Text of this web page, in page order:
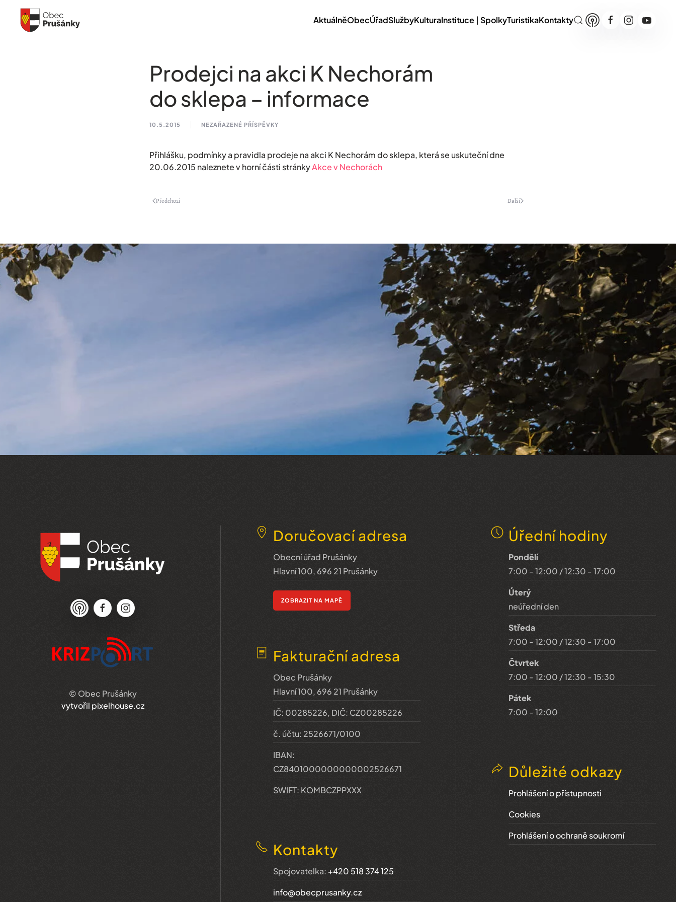
Skip to main content AktuálněObecÚřadSlužbyKulturaInstituce | SpolkyTuristikaKontakty
Prodejci na akci K Nechorám
do sklepa – informace
10.5.2015 NEZAŘAZENÉ PŘÍSPĚVKY
Přihlášku, podmínky a pravidla prodeje na akci K Nechorám do sklepa, která se uskuteční dne
20.06.2015 naleznete v horní části stránkyAkce v Nechorách
Předchozí Další
© Obec Prušánky
vytvořil pixelhouse.cz
Doručovací adresa
Obecní úřad Prušánky
Hlavní 100, 696 21 Prušánky
ZOBRAZIT NA MAPĚ
Fakturační adresa
Obec Prušánky
Hlavní 100, 696 21 Prušánky
IČ: 00285226, DIČ: CZ00285226
č. účtu: 2526671/0100
IBAN:
CZ8401000000000002526671
SWIFT: KOMBCZPPXXX
Kontakty
Spojovatelka: +420 518 374 125
info@obecprusanky.cz
Úřední hodiny
Pondělí
7:00 - 12:00 / 12:30 - 17:00
Úterý
neúřední den
Středa
7:00 - 12:00 / 12:30 - 17:00
Čtvrtek
7:00 - 12:00 / 12:30 - 15:30
Pátek
7:00 - 12:00
Důležité odkazy
Prohlášení o přístupnosti
Cookies
Prohlášení o ochraně soukromí